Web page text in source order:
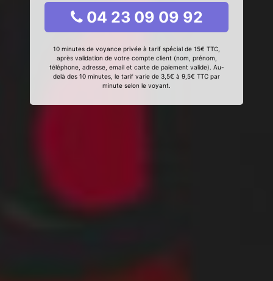
04 23 09 09 92
10 minutes de voyance privée à tarif spécial de 15€ TTC,
après validation de votre compte client (nom, prénom,
téléphone, adresse, email et carte de paiement valide). Au-
delà des 10 minutes, le tarif varie de 3,5€ à 9,5€ TTC par
minute selon le voyant.